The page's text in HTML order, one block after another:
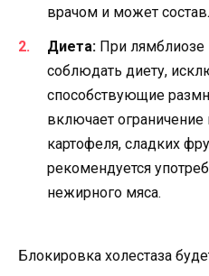
врачом и может
Диета: При лямблиозе
соблюдать диету,
способствующие
включает ограничение
картофеля, сладких
рекомендуется
нежирного мяса.
Блокировка холестаза